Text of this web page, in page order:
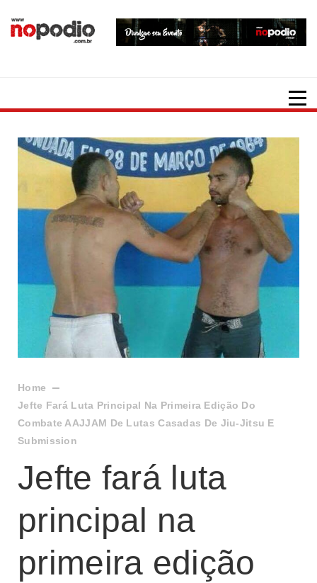
Home
Jefte Fará Luta Principal Na Primeira Edição Do
Combate AAJJAM De Lutas Casadas De Jiu-Jitsu E
Submission
Jefte fará luta
principal na
primeira edição